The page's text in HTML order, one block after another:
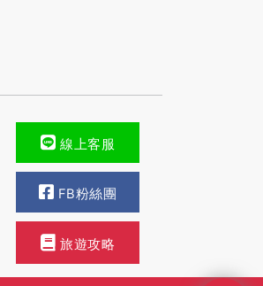
線上客服
FB粉絲團
旅遊攻略